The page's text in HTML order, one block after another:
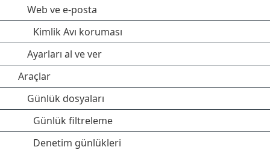
Web ve e-posta
Kimlik Avı koruması
Ayarları al ve ver
Araçlar
Günlük dosyaları
Günlük filtreleme
Denetim günlükleri